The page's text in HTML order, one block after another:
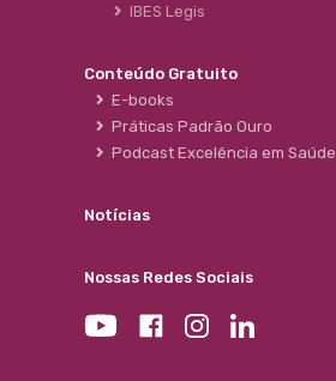
IBES Legis
Conteúdo Gratuito
E-books
Práticas Padrão Ouro
Podcast Excelência em Saúde
Notícias
Nossas Redes Sociais